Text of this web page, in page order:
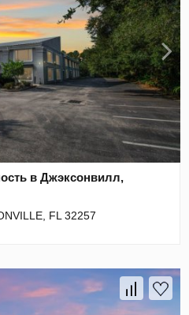
в Джэксонвилл,
FL 32257